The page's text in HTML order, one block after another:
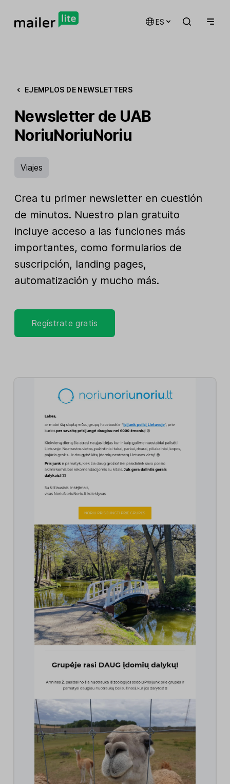
ES
EJEMPLOS DE NEWSLETTERS
Newsletter de UAB
NoriuNoriuNoriu
Viajes
Crea tu primer newsletter en cuestión
de minutos. Nuestro plan gratuito
incluye acceso a las funciones más
importantes, como formularios de
suscripción, landing pages,
automatización y mucho más.
Regístrate gratis